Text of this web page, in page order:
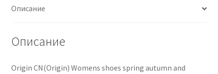
Описание
Описание
Origin CN(Origin) Womens shoes spring autumn and